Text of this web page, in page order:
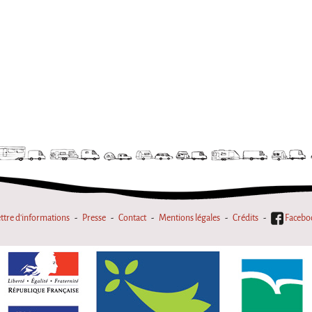
d'informations Presse Contact Mentions légales Crédits